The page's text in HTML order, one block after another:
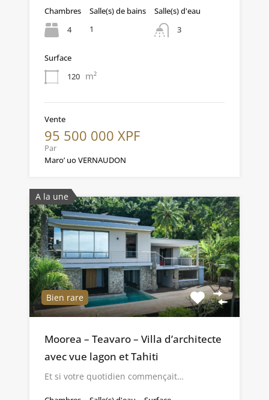
Chambres
4
Salle(s) de bains
1
Salle(s) d'eau
3
Surface
120 m²
Vente
95 500 000 XPF
Par
Maro’ uo VERNAUDON
A la une
Bien rare
Moorea – Teavaro – Villa d’architecte
avec vue lagon et Tahiti
Et si votre quotidien commençait…